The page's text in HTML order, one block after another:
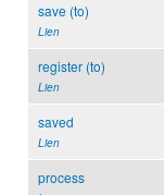
save (to)
Lien
register (to)
Lien
saved
Lien
process